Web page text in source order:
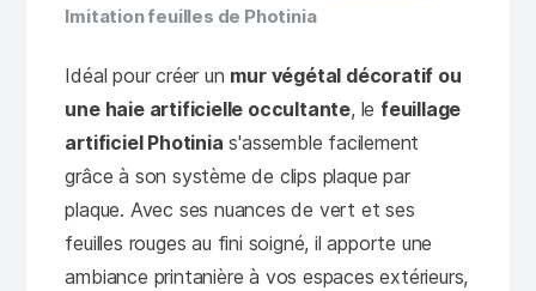
Imitation feuilles de Photinia
Idéal pour créer un mur végétal décoratif ou
une haie artificielle occultante, le feuillage
artificiel Photinia s'assemble facilement
grâce à son système de clips plaque par
plaque. Avec ses nuances de vert et ses
feuilles rouges au fini soigné, il apporte une
ambiance printanière à vos espaces extérieurs,